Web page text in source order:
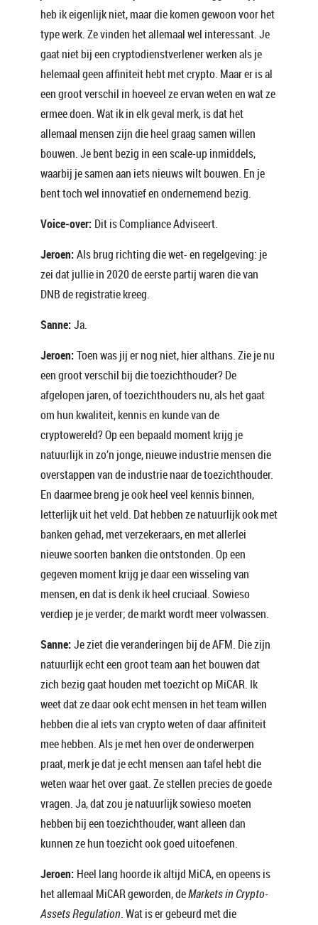
heb ik eigenlijk niet, maar die komen gewoon voor het
type werk. Ze vinden het allemaal wel interessant. Je
gaat niet bij een cryptodienstverlener werken als je
helemaal geen affiniteit hebt met crypto. Maar er is al
een groot verschil in hoeveel ze ervan weten en wat ze
ermee doen. Wat ik in elk geval merk, is dat het
allemaal mensen zijn die heel graag samen willen
bouwen. Je bent bezig in een scale-up inmiddels,
waarbij je samen aan iets nieuws wilt bouwen. En je
bent toch wel innovatief en ondernemend bezig.
Voice-over: Dit is Compliance Adviseert.
Jeroen:Als brug richting die wet- en regelgeving: je
zei dat jullie in 2020 de eerste partij waren die van
DNB de registratie kreeg.
Sanne:Ja.
Jeroen:Toen was jij er nog niet, hier althans. Zie je nu
een groot verschil bij die toezichthouder? De
afgelopen jaren, of toezichthouders nu, als het gaat
om hun kwaliteit, kennis en kunde van de
cryptowereld? Op een bepaald moment krijg je
natuurlijk in zo’n jonge, nieuwe industrie mensen die
overstappen van de industrie naar de toezichthouder.
En daarmee breng je ook heel veel kennis binnen,
letterlijk uit het veld. Dat hebben ze natuurlijk ook met
banken gehad, met verzekeraars, en met allerlei
nieuwe soorten banken die ontstonden. Op een
gegeven moment krijg je daar een wisseling van
mensen, en dat is denk ik heel cruciaal. Sowieso
verdiep je je verder; de markt wordt meer volwassen.
Sanne:Je ziet die veranderingen bij de AFM. Die zijn
natuurlijk echt een groot team aan het bouwen dat
zich bezig gaat houden met toezicht op MiCAR. Ik
weet dat ze daar ook echt mensen in het team willen
hebben die al iets van crypto weten of daar affiniteit
mee hebben. Als je met hen over de onderwerpen
praat, merk je dat je echt mensen aan tafel hebt die
weten waar het over gaat. Ze stellen precies de goede
vragen. Ja, dat zou je natuurlijk sowieso moeten
hebben bij een toezichthouder, want alleen dan
kunnen ze hun toezicht ook goed uitoefenen.
Jeroen: Heel lang hoorde ik altijd MiCA, en opeens is
het allemaal MiCAR geworden, deMarkets in Crypto-
Assets Regulation. Wat is er gebeurd met die